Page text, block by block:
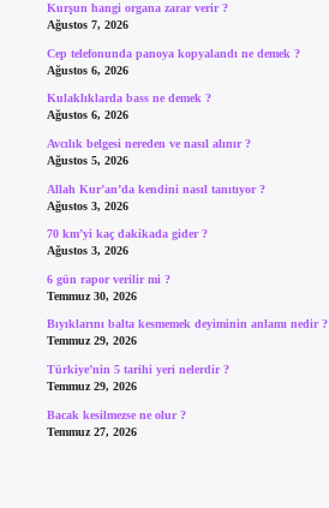
Kurşun hangi organa zarar verir ?
Ağustos 7, 2026
Cep telefonunda panoya kopyalandı ne demek ?
Ağustos 6, 2026
Kulaklıklarda bass ne demek ?
Ağustos 6, 2026
Avcılık belgesi nereden ve nasıl alınır ?
Ağustos 5, 2026
Allah Kur’an’da kendini nasıl tanıtıyor ?
Ağustos 3, 2026
70 km’yi kaç dakikada gider ?
Ağustos 3, 2026
6 gün rapor verilir mi ?
Temmuz 30, 2026
Bıyıklarını balta kesmemek deyiminin anlamı nedir ?
Temmuz 29, 2026
Türkiye’nin 5 tarihi yeri nelerdir ?
Temmuz 29, 2026
Bacak kesilmezse ne olur ?
Temmuz 27, 2026